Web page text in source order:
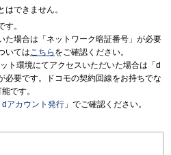
できません。
。
た場合は「ネットワーク暗証番号」が必要
いてはこちら をご確認ください。
ト環境にてアクセスいただいた場合は「d
必要です。ドコモの契約回線をお持ちでな
です。
dアカウント発行 」でご確認ください。